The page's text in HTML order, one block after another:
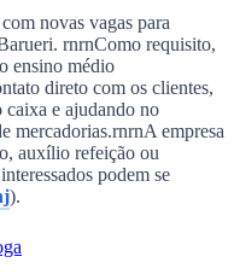
novas vagas para
rnrnComo requisito,
ensino médio
direto com os clientes,
e ajudando no
mercadorias.rnrnA empresa
auxílio refeição ou
podem se
).